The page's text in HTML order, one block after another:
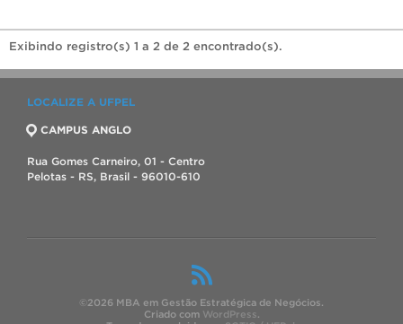
Exibindo registro(s) 1 a 2 de 2 encontrado(s).
LOCALIZE A UFPEL
CAMPUS ANGLO
Rua Gomes Carneiro, 01 - Centro
Pelotas - RS, Brasil - 96010-610
©2026 MBA em Gestão Estratégica de Negócios.
Criado com WordPress.